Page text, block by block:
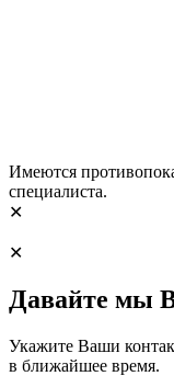
Имеются
специалиста.
✕
✕
Давайте мы
Укажите Ваши
в ближайшее время.